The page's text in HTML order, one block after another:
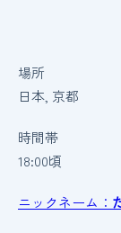
場所
日本, 京都
時間帯
18:00頃
ニックネーム：